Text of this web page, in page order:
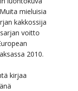
mieluisia
kakkossija
voitto
2010.
kirjaa